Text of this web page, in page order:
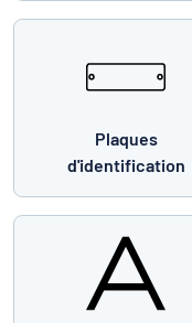
Plaques
d'identification